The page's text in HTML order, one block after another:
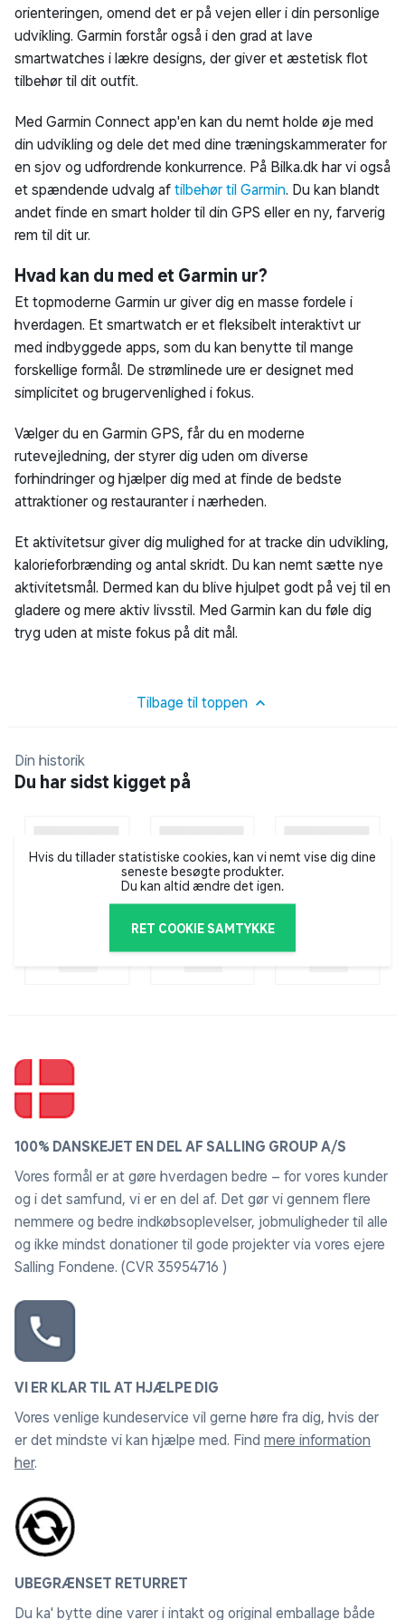
orienteringen, omend det er på vejen eller i din personlige
udvikling. Garmin forstår også i den grad at lave
smartwatches i lækre designs, der giver et æstetisk flot
tilbehør til dit outfit.
Med Garmin Connect app'en kan du nemt holde øje med
din udvikling og dele det med dine træningskammerater for
en sjov og udfordrende konkurrence. På Bilka.dk har vi også
et spændende udvalg af tilbehør til Garmin. Du kan blandt
andet finde en smart holder til din GPS eller en ny, farverig
rem til dit ur.
Hvad kan du med et Garmin ur?
Et topmoderne Garmin ur giver dig en masse fordele i
hverdagen. Et smartwatch er et fleksibelt interaktivt ur
med indbyggede apps, som du kan benytte til mange
forskellige formål. De strømlinede ure er designet med
simplicitet og brugervenlighed i fokus.
Vælger du en Garmin GPS, får du en moderne
rutevejledning, der styrer dig uden om diverse
forhindringer og hjælper dig med at finde de bedste
attraktioner og restauranter i nærheden.
Et aktivitetsur giver dig mulighed for at tracke din udvikling,
kalorieforbrænding og antal skridt. Du kan nemt sætte nye
aktivitetsmål. Dermed kan du blive hjulpet godt på vej til en
gladere og mere aktiv livsstil. Med Garmin kan du føle dig
tryg uden at miste fokus på dit mål.
Tilbage til toppen
Din historik
Du har sidst kigget på
Hvis du tillader statistiske cookies, kan vi nemt vise dig dine
seneste besøgte produkter.
Du kan altid ændre det igen.
RET COOKIE SAMTYKKE
100% DANSKEJET EN DEL AF SALLING GROUP A/S
Vores formål er at gøre hverdagen bedre – for vores kunder
og i det samfund, vi er en del af. Det gør vi gennem flere
nemmere og bedre indkøbsoplevelser, jobmuligheder til alle
og ikke mindst donationer til gode projekter via vores ejere
Salling Fondene. (CVR 35954716 )
VI ER KLAR TIL AT HJÆLPE DIG
Vores venlige kundeservice vil gerne høre fra dig, hvis der
er det mindste vi kan hjælpe med. Find mere information
her.
UBEGRÆNSET RETURRET
Du ka' bytte dine varer i intakt og original emballage både